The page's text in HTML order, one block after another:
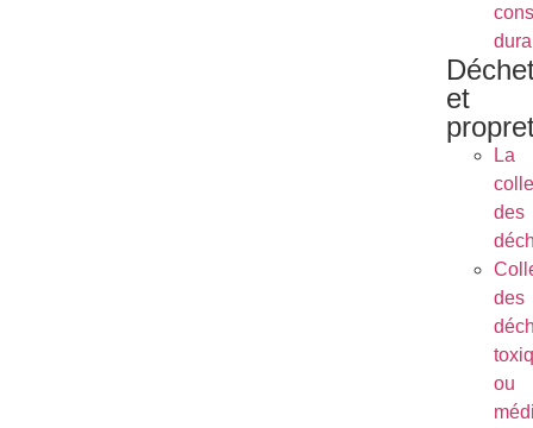
et
La
des
des
ou